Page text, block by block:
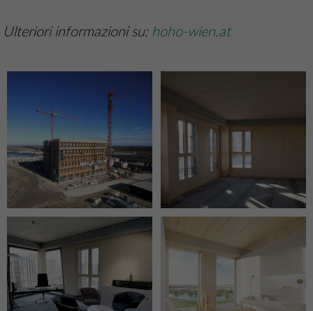
Ulteriori informazioni su: hoho-wien.at